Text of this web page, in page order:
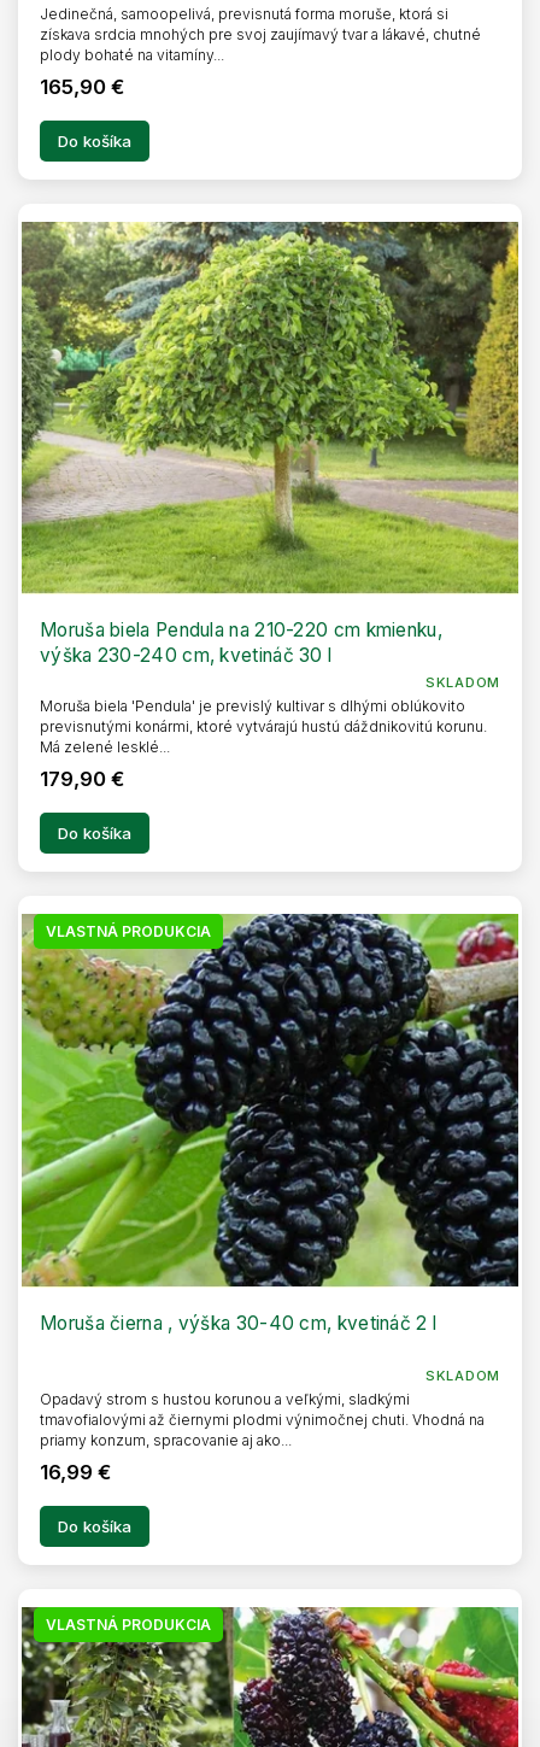
165,90 €
Do košíka
Jedinečná, samoopelivá, previsnutá forma moruše, ktorá si
získava srdcia mnohých pre svoj zaujímavý tvar a lákavé, chutné
plody bohaté na vitamíny...
Moruša biela Pendula na 210-220 cm kmienku,
výška 230-240 cm, kvetináč 30 l
SKLADOM
179,90 €
Do košíka
Moruša biela 'Pendula' je previslý kultivar s dlhými oblúkovito
previsnutými konármi, ktoré vytvárajú hustú dáždnikovitú korunu.
Má zelené lesklé...
VLASTNÁ PRODUKCIA
Moruša čierna , výška 30-40 cm, kvetináč 2 l
SKLADOM
16,99 €
Do košíka
Opadavý strom s hustou korunou a veľkými, sladkými
tmavofialovými až čiernymi plodmi výnimočnej chuti. Vhodná na
priamy konzum, spracovanie aj ako...
VLASTNÁ PRODUKCIA